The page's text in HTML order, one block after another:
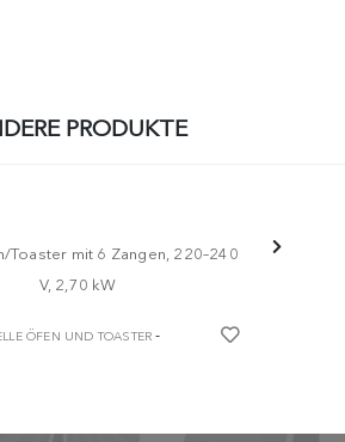
PRODUKTE
ÖFEN UND TOASTER -
378,10 €